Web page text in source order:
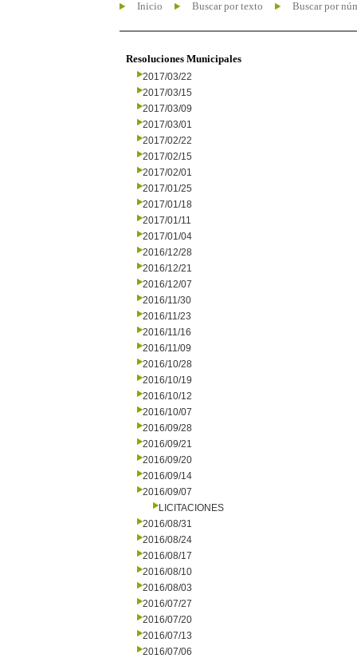
Inicio Buscar por texto Buscar por
Resoluciones Municipales
2017/03/22
2017/03/15
2017/03/09
2017/03/01
2017/02/22
2017/02/15
2017/02/01
2017/01/25
2017/01/18
2017/01/11
2017/01/04
2016/12/28
2016/12/21
2016/12/07
2016/11/30
2016/11/23
2016/11/16
2016/11/09
2016/10/28
2016/10/19
2016/10/12
2016/10/07
2016/09/28
2016/09/21
2016/09/20
2016/09/14
2016/09/07
LICITACIONES
2016/08/31
2016/08/24
2016/08/17
2016/08/10
2016/08/03
2016/07/27
2016/07/20
2016/07/13
2016/07/06